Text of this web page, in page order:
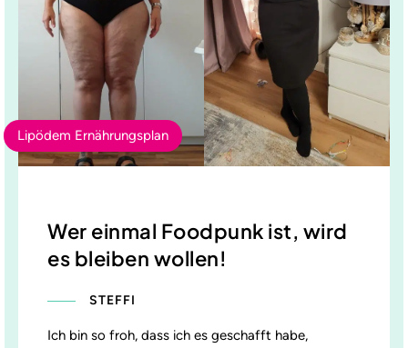
Lipödem Ernährungsplan
Wer einmal Foodpunk ist, wird
es bleiben wollen!
STEFFI
Ich bin so froh, dass ich es geschafft habe,